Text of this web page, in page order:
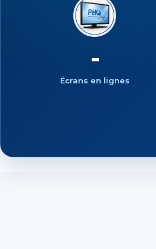
18
Écrans en lignes